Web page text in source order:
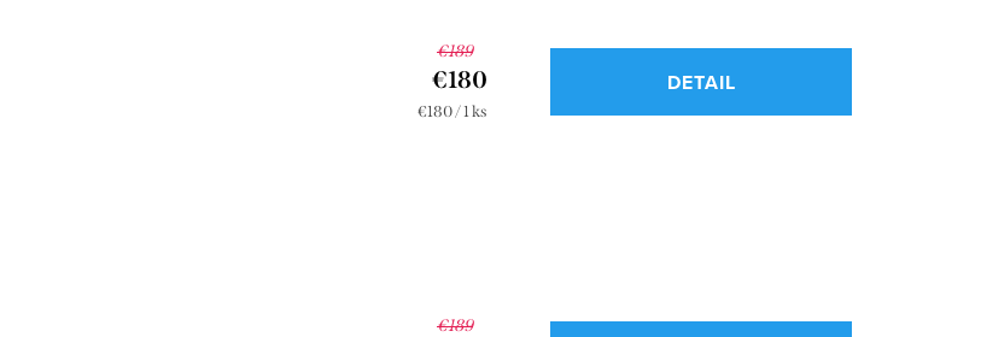
€189
€180
Jednotková
€180 / 1 ks
DETAIL
€189